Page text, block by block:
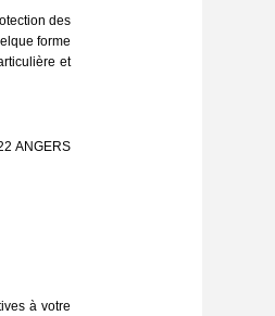
des
forme
et
ANGERS
à votre